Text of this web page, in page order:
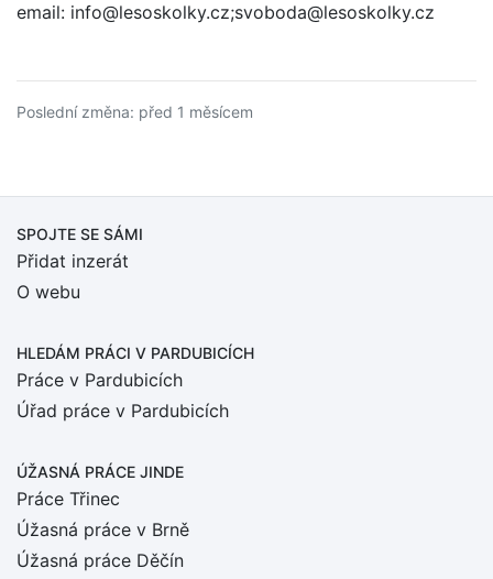
email: info@lesoskolky.cz;svoboda@lesoskolky.cz
Poslední změna: před 1 měsícem
SPOJTE SE SÁMI
Přidat inzerát
O webu
HLEDÁM PRÁCI V PARDUBICÍCH
Práce v Pardubicích
Úřad práce v Pardubicích
ÚŽASNÁ PRÁCE JINDE
Práce Třinec
Úžasná práce v Brně
Úžasná práce Děčín